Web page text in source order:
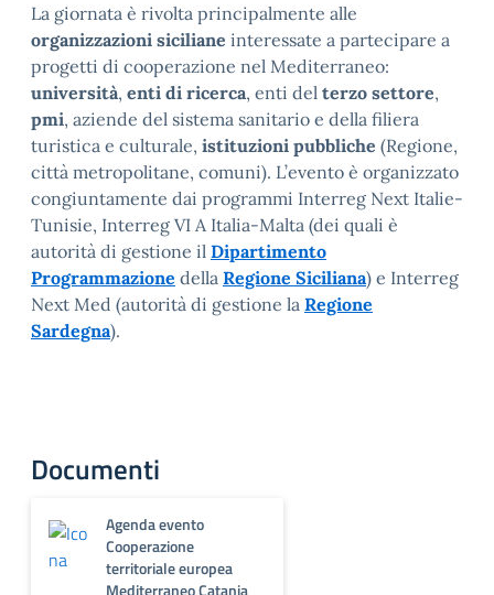
La giornata è rivolta principalmente alle
organizzazioni siciliane interessate a partecipare a
progetti di cooperazione nel Mediterraneo:
università, enti di ricerca, enti del terzo settore,
pmi, aziende del sistema sanitario e della filiera
turistica e culturale, istituzioni pubbliche (Regione,
città metropolitane, comuni). L’evento è organizzato
congiuntamente dai programmi Interreg Next Italie-
Tunisie, Interreg VI A Italia-Malta (dei quali è
autorità di gestione il Dipartimento
Programmazione della Regione Siciliana) e Interreg
Next Med (autorità di gestione la Regione
Sardegna).
Documenti
Agenda evento
Cooperazione
territoriale europea
Mediterraneo Catania